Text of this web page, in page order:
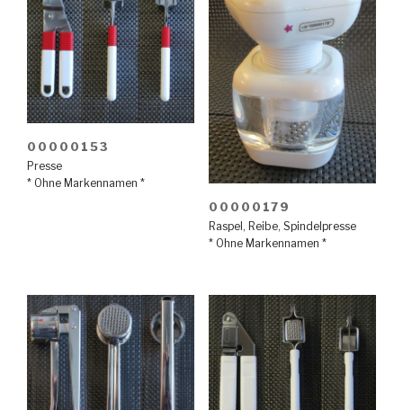
00000153
Presse
* Ohne Markennamen *
00000179
Raspel , Reibe, Spindelpresse
* Ohne Markennamen *